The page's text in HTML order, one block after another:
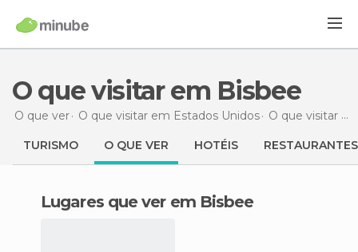
O que visitar em Bisbee
O que ver O que visitar em Estados Unidos O que visitar em Arizona
TURISMO O QUE VER HOTÉIS RESTAURANTES
Lugares que ver em Bisbee